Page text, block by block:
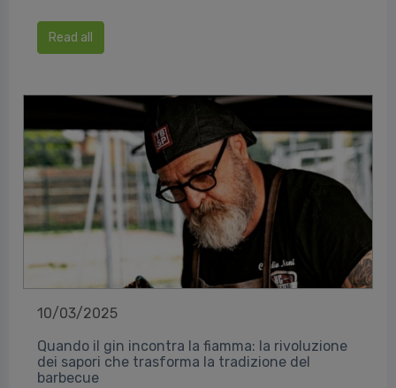
Read all
10/03/2025
Quando il gin incontra la fiamma: la rivoluzione
dei sapori che trasforma la tradizione del
barbecue